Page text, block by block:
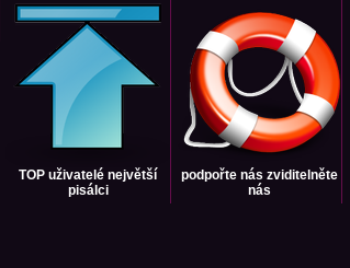
TOP uživatelé největší
pisálci
podpořte nás zviditelněte
nás